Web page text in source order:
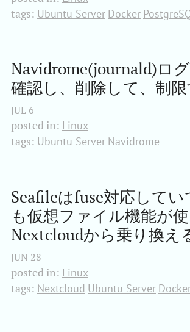
tags: Ubuntu Server Docker
Navidrome(journald)ロ
確認し、削除して、制
JUL 6
posted in: Linux
tags: Ubuntu Server Navidrome
Seafileはfuse対応して
も仮想ファイル機能が
Nextcloudから乗り換え
JUN 28
posted in: Linux
tags: Nextcloud Ubuntu Server